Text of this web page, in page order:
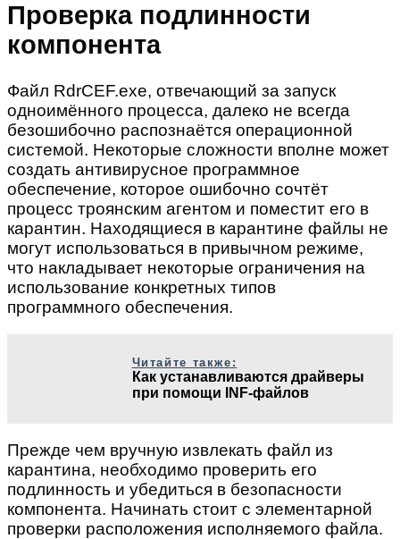
Проверка подлинности
компонента
Файл RdrCEF.exe, отвечающий за запуск
одноимённого процесса, далеко не всегда
безошибочно распознаётся операционной
системой. Некоторые сложности вполне может
создать антивирусное программное
обеспечение, которое ошибочно сочтёт
процесс троянским агентом и поместит его в
карантин. Находящиеся в карантине файлы не
могут использоваться в привычном режиме,
что накладывает некоторые ограничения на
использование конкретных типов
программного обеспечения.
Читайте также:
Как устанавливаются драйверы
при помощи INF-файлов
Прежде чем вручную извлекать файл из
карантина, необходимо проверить его
подлинность и убедиться в безопасности
компонента. Начинать стоит с элементарной
проверки расположения исполняемого файла.